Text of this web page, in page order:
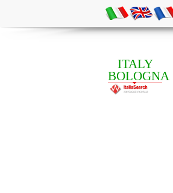
ITALY
BOLOGNA